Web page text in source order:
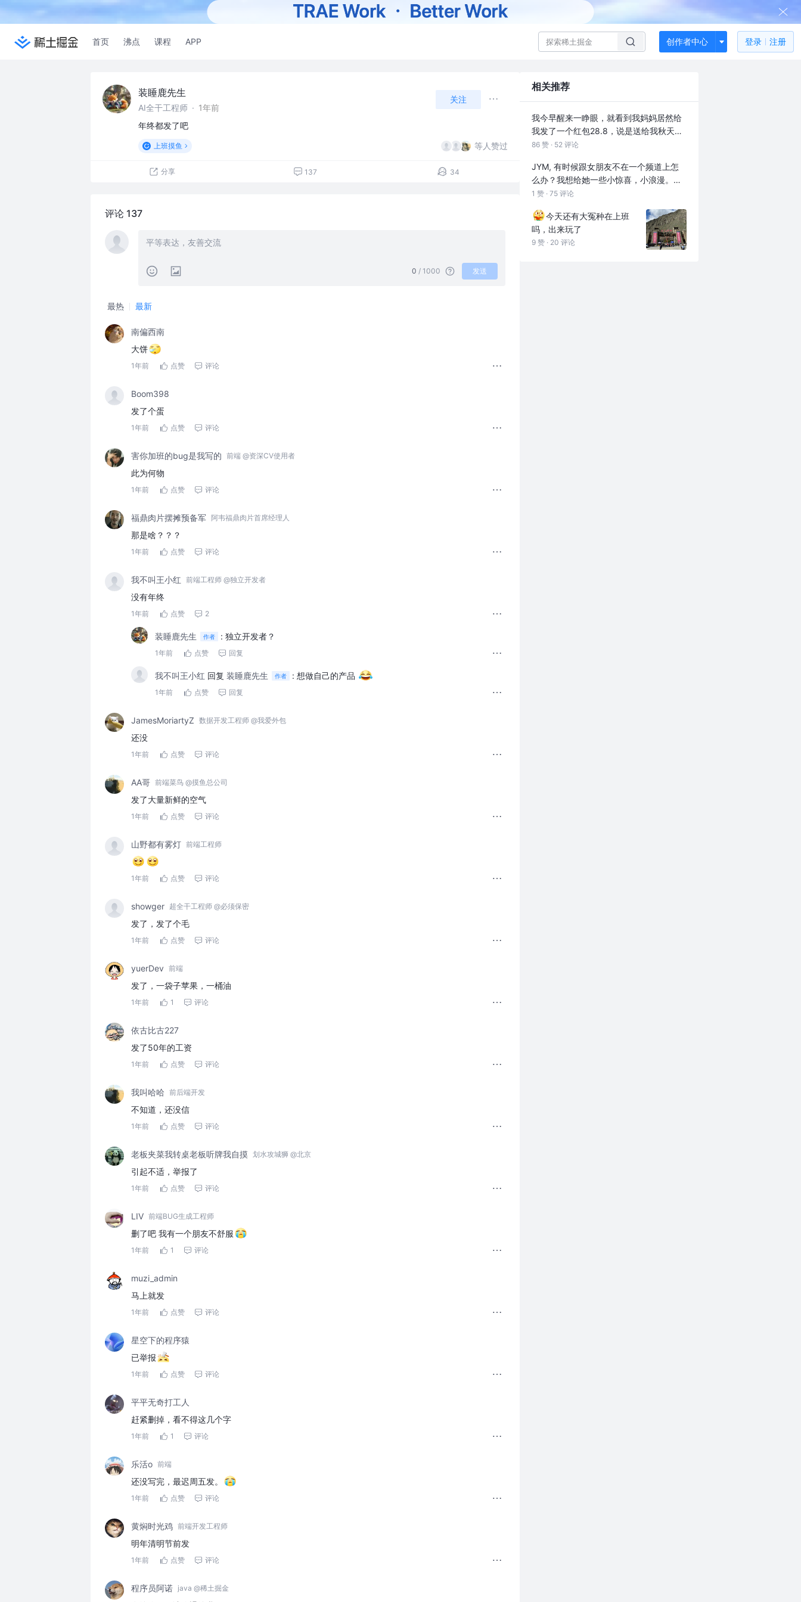
首页 沸点 课程 APP 创作者中心 登录 注册
装睡鹿先生
AI全干工程师 · 1年前
关注
年终都发了吧
上班摸鱼 等人赞过
分享 137 34
评论 137
0 / 1000 发送
最热 最新
南偏西南
大饼
1年前 点赞 评论
Boom398
发了个蛋
1年前 点赞 评论
害你加班的bug是我写的 前端 @资深CV使用者
此为何物
1年前 点赞 评论
福鼎肉片摆摊预备军 阿韦福鼎肉片首席经理人
那是啥？？？
1年前 点赞 评论
我不叫王小红 前端工程师 @独立开发者
没有年终
1年前 点赞 2
装睡鹿先生 作者 : 独立开发者？
1年前 点赞 回复
我不叫王小红 回复 装睡鹿先生 作者 : 想做自己的产品
1年前 点赞 回复
JamesMoriartyZ 数据开发工程师 @我爱外包
还没
1年前 点赞 评论
AA哥 前端菜鸟 @摸鱼总公司
发了大量新鲜的空气
1年前 点赞 评论
山野都有雾灯 前端工程师
1年前 点赞 评论
showger 超全干工程师 @必须保密
发了，发了个毛
1年前 点赞 评论
yuerDev 前端
发了，一袋子苹果，一桶油
1年前 1 评论
依古比古227
发了50年的工资
1年前 点赞 评论
我叫哈哈 前后端开发
不知道，还没信
1年前 点赞 评论
老板夹菜我转桌老板听牌我自摸 划水攻城狮 @北京
引起不适，举报了
1年前 点赞 评论
LIV 前端BUG生成工程师
删了吧 我有一个朋友不舒服
1年前 1 评论
muzi_admin
马上就发
1年前 点赞 评论
星空下的程序猿
已举报
1年前 点赞 评论
平平无奇打工人
赶紧删掉，看不得这几个字
1年前 1 评论
乐活o 前端
还没写完，最迟周五发。
1年前 点赞 评论
黄焖时光鸡 前端开发工程师
明年清明节前发
1年前 点赞 评论
程序员阿诺 java @稀土掘金
相关推荐
我今早醒来一睁眼，就看到我妈妈居然给
我发了一个红包28.8，说是送给我秋天的
第一杯奶茶，你们能懂我的心情吗，这是
包了，我真的觉得超级开心，我妈妈是个
农村女人，很朴实，后来我们搬到城里，
她也一直在街上挑水果卖，现在她年纪大
了，身体不如从前，没什么力气挑水果
了，就在小超市做收银员，她真的是一个
朴素了大半辈子的女人，我有时候玩的抖
音梗她根本不懂，但是她愿意为了我去看
86 赞 · 52 评论
JYM, 有时候跟女朋友不在一个频道上怎
么办？我想给她一些小惊喜，小浪漫。但
她都无感；比如一些纪念日，刚开始还送
了。曾经跟她谈过，她说你送不送无所
谓，没啥意义。最有意义的是啥呢？钱和
房子。
1 赞 · 75 评论
今天还有大冤种在上班
吗，出来玩了
9 赞 · 20 评论